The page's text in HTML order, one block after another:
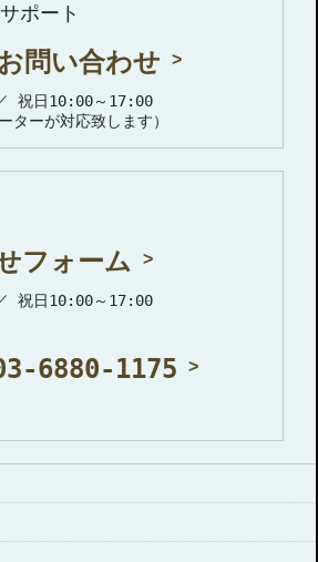
ポート
問い合わせ
祝日10:00～17:00
ターが対応致します）
フォーム
祝日10:00～17:00
6880-1175